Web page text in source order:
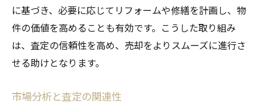
に基づき、必要に応じてリフォームや修繕を計画し、物
件の価値を高めることも有効です。こうした取り組み
は、査定の信頼性を高め、売却をよりスムーズに進行さ
せる助けとなります。
市場分析と査定の関連性